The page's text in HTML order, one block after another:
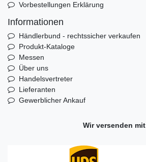
Vorbestellungen Erklärung
Informationen
Händlerbund - rechtssicher verkaufen
Produkt-Kataloge
Messen
Über uns
Handelsvertreter
Lieferanten
Gewerblicher Ankauf
Wir versenden mit